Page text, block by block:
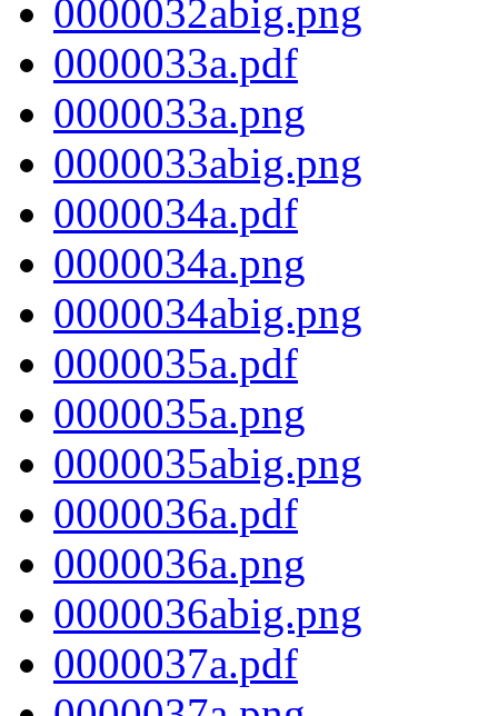
0000032abig.png
0000033a.pdf
0000033a.png
0000033abig.png
0000034a.pdf
0000034a.png
0000034abig.png
0000035a.pdf
0000035a.png
0000035abig.png
0000036a.pdf
0000036a.png
0000036abig.png
0000037a.pdf